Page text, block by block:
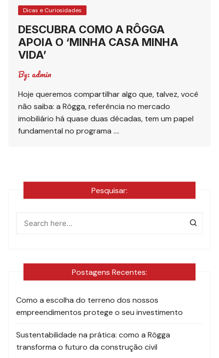
Dicas e Curiosidades
DESCUBRA COMO A RÔGGA
APOIA O ‘MINHA CASA MINHA
VIDA’
By: admin
Hoje queremos compartilhar algo que, talvez, você
não saiba: a Rôgga, referência no mercado
imobiliário há quase duas décadas, tem um papel
fundamental no programa ….
Pesquisar:
Postagens Recentes:
Como a escolha do terreno dos nossos
empreendimentos protege o seu investimento
Sustentabilidade na prática: como a Rôgga
transforma o futuro da construção civil